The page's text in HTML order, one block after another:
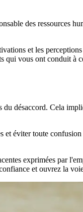
des ressources
et les
vous ont conduit
désaccord. Cela
éviter toute
exprimées par
et ouvrez la